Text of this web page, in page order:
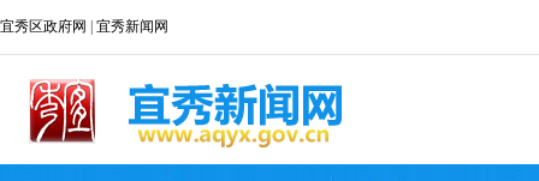
宜秀区政府网 宜秀新闻网